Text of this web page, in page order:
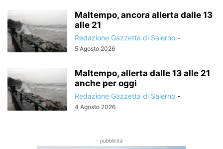
Maltempo, ancora allerta dalle 13
alle 21
Redazione Gazzetta di Salerno -
5 Agosto 2026
Maltempo, allerta dalle 13 alle 21
anche per oggi
Redazione Gazzetta di Salerno -
4 Agosto 2026
- pubblicità -